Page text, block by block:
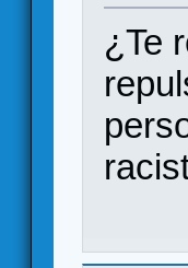
¿Te